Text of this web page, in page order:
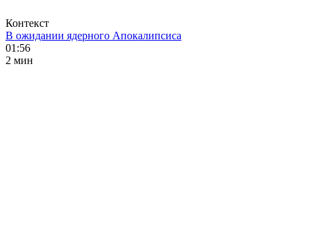
Контекст
В ожидании ядерного Апокалипсиса
01:56
2 мин